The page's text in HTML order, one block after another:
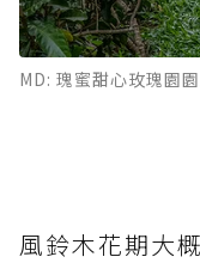
MD: 瑰蜜甜心玫瑰園
風鈴木花期大